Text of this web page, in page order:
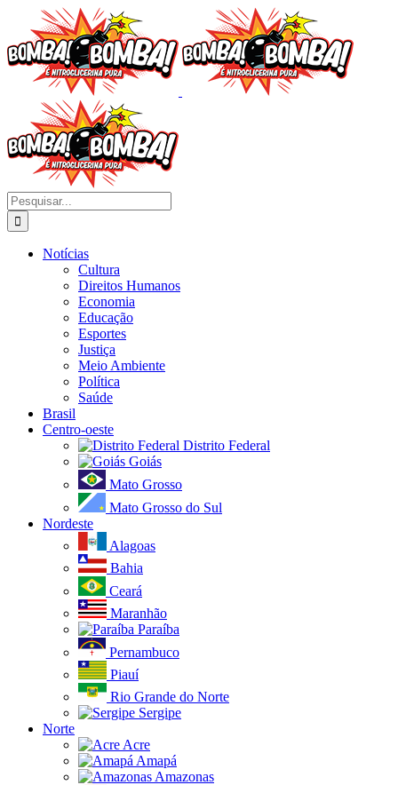
o
conteúdo
Buscar
resultados
para:
Notícias
Cultura
Direitos Humanos
Economia
Educação
Esportes
Justiça
Meio Ambiente
Política
Saúde
Brasil
Centro-oeste
Distrito Federal
Goiás
Mato Grosso
Mato Grosso do Sul
Nordeste
Alagoas
Bahia
Ceará
Maranhão
Paraíba
Pernambuco
Piauí
Rio Grande do Norte
Sergipe
Norte
Acre
Amapá
Amazonas